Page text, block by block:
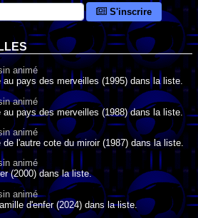
S'inscrire
animé
pays des merveilles (1995) dans la liste.
animé
pays des merveilles (1988) dans la liste.
animé
l'autre cote du miroir (1987) dans la liste.
animé
(2000) dans la liste.
animé
d'enfer (2024) dans la liste.